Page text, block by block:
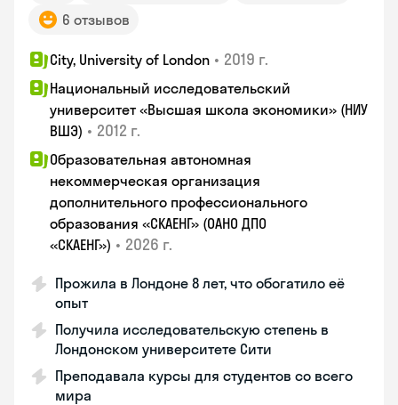
6 отзывов
City, University of London • 2019 г.
Национальный исследовательский
университет «Высшая школа экономики» (НИУ
ВШЭ) • 2012 г.
Образовательная автономная
некоммерческая организация
дополнительного профессионального
образования «СКАЕНГ» (ОАНО ДПО
«СКАЕНГ») • 2026 г.
Прожила в Лондоне 8 лет, что обогатило её
опыт
Получила исследовательскую степень в
Лондонском университете Сити
Преподавала курсы для студентов со всего
мира